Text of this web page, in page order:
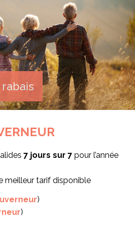
7 jours sur 7 pour l’année
meilleur tarif disponible
)
)